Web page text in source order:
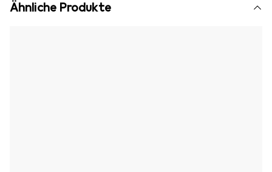
Ähnliche Produkte